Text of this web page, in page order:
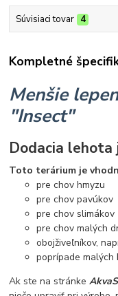
Súvisiaci tovar 4
Kompletné
Menšie
"Insect"
Dodacia
Toto terárium je
pre chov hmyzu
pre chov pavúkov
pre chov slimákov
pre chov malých
obojživeľníkov,
poprípade malých
Ak ste na stránke